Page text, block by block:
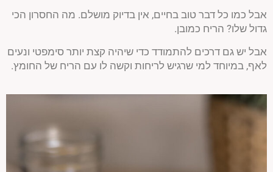
אבל כמו כל דבר טוב בחיים, אין בדיוק מושלם. מה החסרון הכי
גדול שלו? הריח כמובן.
אבל יש גם דרכים להתמודד כדי שיהיה קצת יותר סימפטי ונעים
לאף, במיוחד למי שרגיש לריחות וקשה לו עם הריח של החומץ.